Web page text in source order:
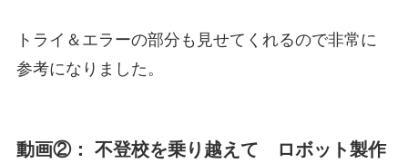
トライ＆エラーの部分も見せてくれるので非常に
参考になりました。
動画②： 不登校を乗り越えて ロボット製作